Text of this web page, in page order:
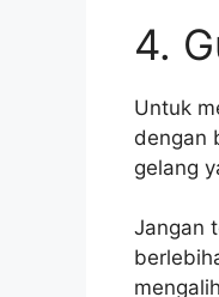
4.
Untuk
dengan
gelang
Jangan